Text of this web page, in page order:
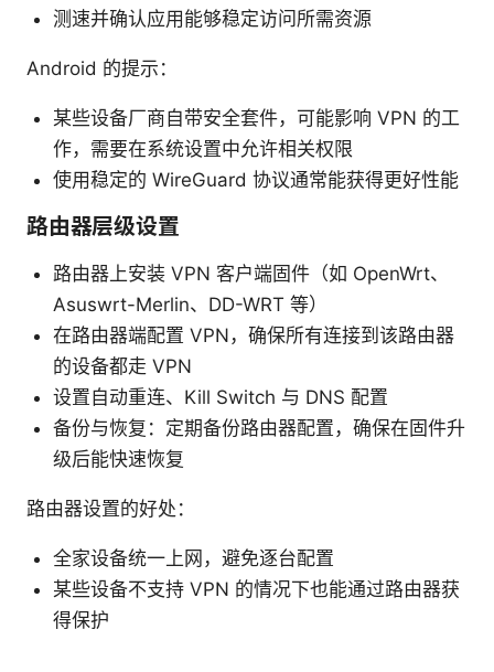
测速并确认应用能够稳定访问所需资源
Android 的提示：
某些设备厂商自带安全套件，可能影响 VPN 的工
作，需要在系统设置中允许相关权限
使用稳定的 WireGuard 协议通常能获得更好性能
路由器层级设置
路由器上安装 VPN 客户端固件（如 OpenWrt、
Asuswrt-Merlin、DD-WRT 等）
在路由器端配置 VPN，确保所有连接到该路由器
的设备都走 VPN
设置自动重连、Kill Switch 与 DNS 配置
备份与恢复：定期备份路由器配置，确保在固件升
级后能快速恢复
路由器设置的好处：
全家设备统一上网，避免逐台配置
某些设备不支持 VPN 的情况下也能通过路由器获
得保护